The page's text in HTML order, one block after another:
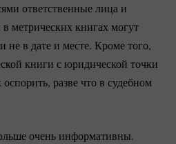
ответственные лица и
в метрических книгах могут
не в дате и месте. Кроме того,
книги с юридической точки
оспорить, разве что в судебном
очень информативны.